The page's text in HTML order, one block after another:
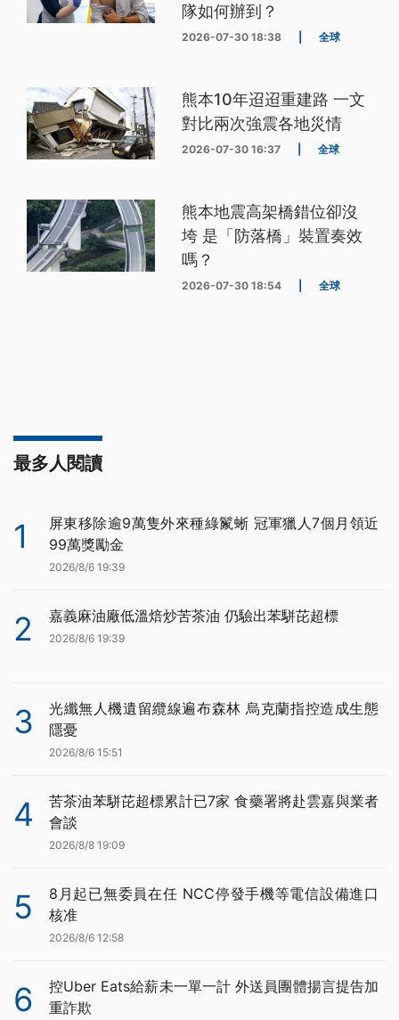
隊如何辦到？
2026-07-30 18:38 全球
熊本10年迢迢重建路 一文
對比兩次強震各地災情
2026-07-30 16:37 全球
熊本地震高架橋錯位卻沒
垮 是「防落橋」裝置奏效
嗎？
2026-07-30 18:54 全球
最多人閱讀
1
屏東移除逾9萬隻外來種綠鬣蜥 冠軍獵人7個月領近
99萬獎勵金
2026/8/6 19:39
2 嘉義麻油廠低溫焙炒苦茶油 仍驗出苯駢芘超標
2026/8/6 19:39
3
光纖無人機遺留纜線遍布森林 烏克蘭指控造成生態
隱憂
2026/8/6 15:51
4
苦茶油苯駢芘超標累計已7家 食藥署將赴雲嘉與業者
會談
2026/8/8 19:09
5
8月起已無委員在任 NCC停發手機等電信設備進口
核准
2026/8/6 12:58
6
控Uber Eats給薪未一單一計 外送員團體揚言提告加
重詐欺